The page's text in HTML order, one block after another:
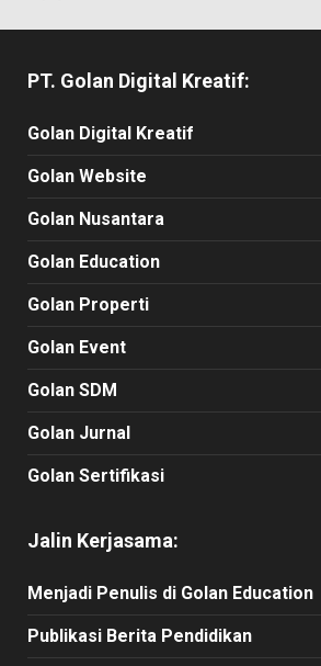
PT. Golan Digital Kreatif:
Golan Digital Kreatif
Golan Website
Golan Nusantara
Golan Education
Golan Properti
Golan Event
Golan SDM
Golan Jurnal
Golan Sertifikasi
Jalin Kerjasama:
Menjadi Penulis di Golan Education
Publikasi Berita Pendidikan